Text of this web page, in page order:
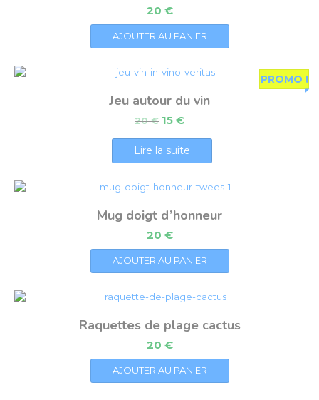
20 €
AJOUTER AU PANIER
PROMO !
Jeu autour du vin
20€ 15 €
Lire la suite
Mug doigt d’honneur
20 €
AJOUTER AU PANIER
Raquettes de plage cactus
20 €
AJOUTER AU PANIER